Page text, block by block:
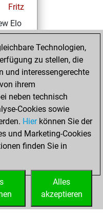
Fritz
Elo
Fritz
Technologien,
zu stellen, die
und interessengerechte
ihrem
neben technisch
Cookies sowie
Hierkönnen Sie der
und Marketing-Cookies
finden Sie in
Alles
akzeptieren